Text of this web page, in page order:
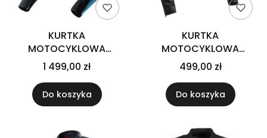
KURTKA
MOTOCYKLOWA
SKÓRZANA DAMSKA
REBELHORN DIVA RS
BLACK BLUE
1 499,00 zł
Do koszyka
KURTKA
MOTOCYKLOWA
SKÓRZANA BROGER
ROCKER BLACK
499,00 zł
Do koszyka